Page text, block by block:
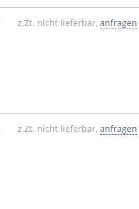
z.Zt. nicht lieferbar, anfragen
z.Zt. nicht lieferbar, anfragen